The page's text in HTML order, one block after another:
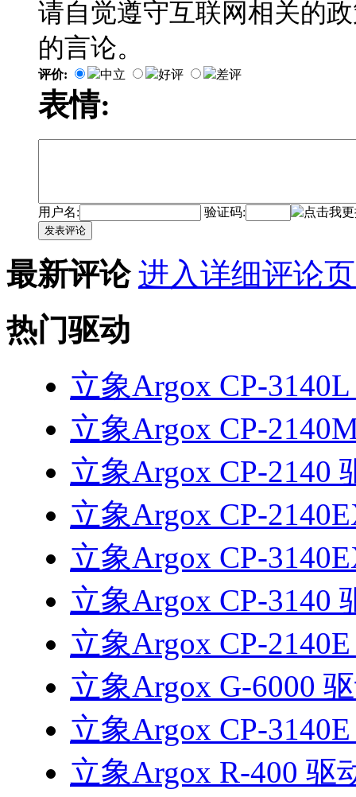
请自觉遵守互联网相关的
的言论。
评价: 中立 好评 差评
表情:
用户名: 验证码:
发表评论
最新评论 进入详细评论
热门驱动
立象Argox CP-
立象Argox CP-
立象Argox CP-2140
立象Argox CP-
立象Argox CP-
立象Argox CP-3140
立象Argox CP-
立象Argox G-6000
立象Argox CP-
立象Argox R-400 驱